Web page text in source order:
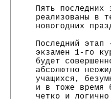
Пять последних
реализованы в
новогодних
Последний этап
экзамен 1-го
будет
абсолютно
учащихся,
и в тоже время
четко и